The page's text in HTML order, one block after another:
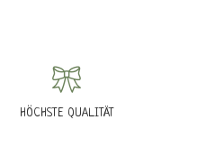
HÖCHSTE QUALITÄT